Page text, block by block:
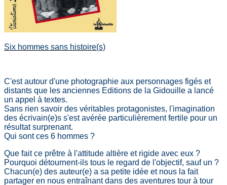
Six hommes sans histoire(s)
C'est autour d'une photographie aux personnages figés et
distants que les anciennes Editions de la Gidouille a lancé
un appel à textes.
Sans rien savoir des véritables protagonistes, l'imagination
des écrivain(e)s s'est avérée particulièrement fertile pour un
résultat surprenant.
Qui sont ces 6 hommes ?
Que fait ce prêtre à l'attitude altière et rigide avec eux ?
Pourquoi détournent-ils tous le regard de l'objectif, sauf un ?
Chacun(e) des auteur(e) a sa petite idée et nous la fait
partager en nous entraînant dans des aventures tour à tour